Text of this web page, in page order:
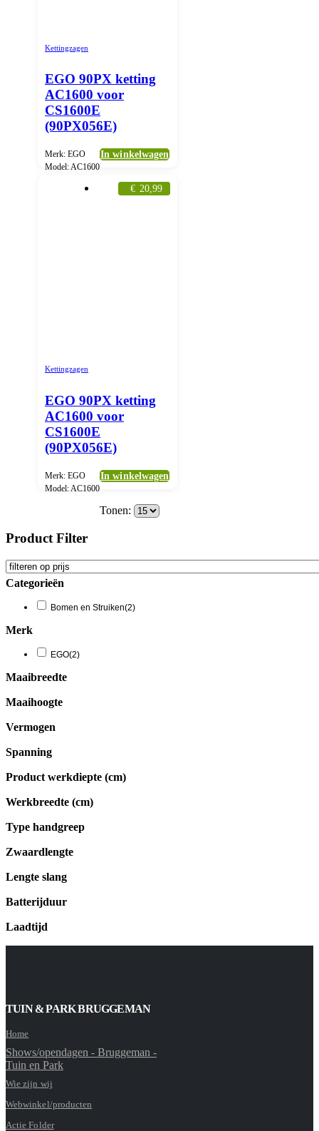
Kettingzagen
EGO 90PX ketting
AC1600 voor
CS1600E
(90PX056E)
Merk: EGO
Model: AC1600
In winkelwagen
€ 20,99
Kettingzagen
EGO 90PX ketting
AC1600 voor
CS1600E
(90PX056E)
Merk: EGO
Model: AC1600
In winkelwagen
Tonen:
Product Filter
Categorieën
Bomen en Struiken(2)
Merk
EGO(2)
Maaibreedte
Maaihoogte
Vermogen
Spanning
Product werkdiepte (cm)
Werkbreedte (cm)
Type handgreep
Zwaardlengte
Lengte slang
Batterijduur
Laadtijd
TUIN & PARK BRUGGEMAN
Home
Shows/opendagen - Bruggeman -
Tuin en Park
Wie zijn wij
Webwinkel/producten
Actie Folder